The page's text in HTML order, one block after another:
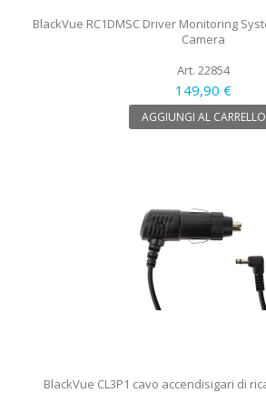
BlackVue RC1DMSC Driver Monitoring
Camera
Art. 22854
149,90 €
AGGIUNGI AL CARRELLO
BlackVue CL3P1 cavo accendisigari di